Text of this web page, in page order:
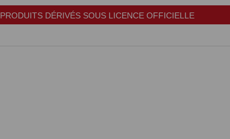
PRODUITS DÉRIVÉS SOUS LICENCE OFFICIELLE